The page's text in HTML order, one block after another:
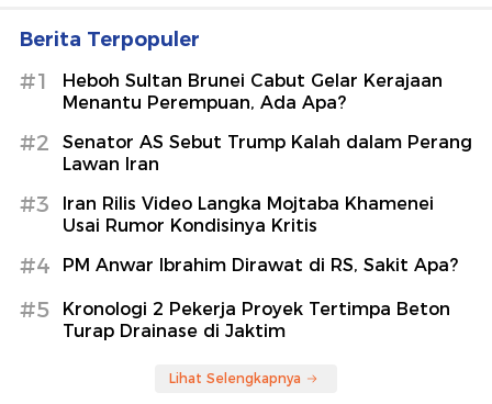
Berita Terpopuler
#1
Heboh Sultan Brunei Cabut Gelar Kerajaan
Menantu Perempuan, Ada Apa?
#2
Senator AS Sebut Trump Kalah dalam Perang
Lawan Iran
#3
Iran Rilis Video Langka Mojtaba Khamenei
Usai Rumor Kondisinya Kritis
#4 PM Anwar Ibrahim Dirawat di RS, Sakit Apa?
#5
Kronologi 2 Pekerja Proyek Tertimpa Beton
Turap Drainase di Jaktim
Lihat Selengkapnya